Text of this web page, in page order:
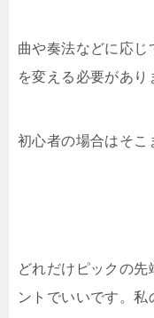
曲や奏法などに応
を変える必要があり
初心者の場合はそこ
どれだけピックの先
ントでいいです。私